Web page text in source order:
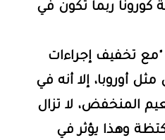
كورونا ربما تكون في
تخفيف إجراءات
أوروبا، إلا أنه في
المنخفض، لا تزال
وهذا يؤثر في